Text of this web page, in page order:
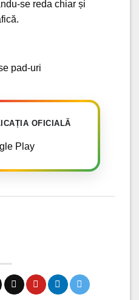
se reda chiar și
pad-uri
OFICIALĂ